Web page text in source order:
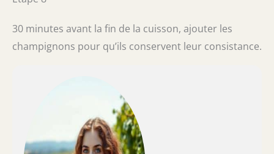
30 minutes avant la fin de la cuisson, ajouter les
champignons pour qu’ils conservent leur consistance.